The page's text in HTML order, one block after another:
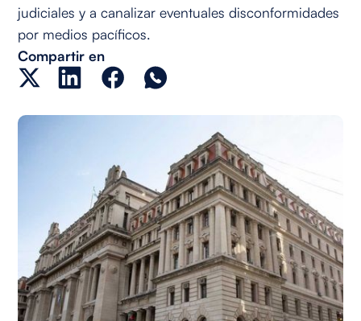
judiciales y a canalizar eventuales disconformidades
por medios pacíficos.
Compartir en